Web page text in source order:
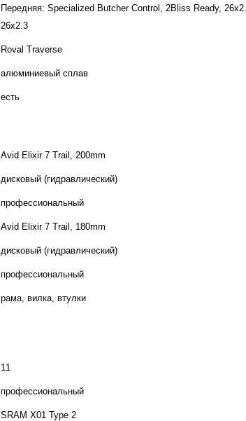
Передняя: Specialized Butcher Control, 2Bliss Ready,
26x2.3
Roval Traverse
алюминиевый сплав
есть
Avid Elixir 7 Trail, 200mm
дисковый (гидравлический)
профессиональный
Avid Elixir 7 Trail, 180mm
дисковый (гидравлический)
профессиональный
рама, вилка, втулки
11
профессиональный
SRAM X01 Type 2